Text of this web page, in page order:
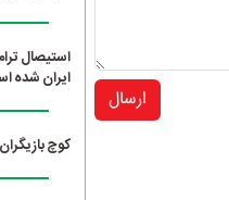
ارسال
استیصال
ایران شده
کوچ